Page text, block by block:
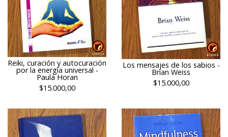
Reiki, curación y autocuración
por la energía universal -
Paula Horan
$15.000,00
Los mensajes de los sabios -
Brian Weiss
$15.000,00